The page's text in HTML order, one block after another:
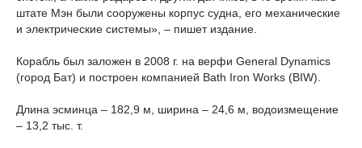
штате Мэн были сооружены корпус судна, его механические
и электрические системы», – пишет издание.
Корабль был заложен в 2008 г. на верфи General Dynamics
(город Бат) и построен компанией Bath Iron Works (BIW).
Длина эсминца – 182,9 м, ширина – 24,6 м, водоизмещение
– 13,2 тыс. т.